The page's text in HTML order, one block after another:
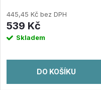
445,45 Kč bez DPH
539 Kč
Skladem
DO KOŠÍKU